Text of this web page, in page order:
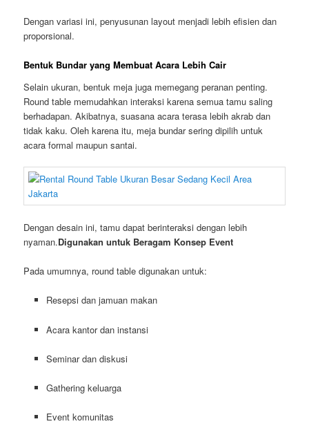
Dengan variasi ini, penyusunan layout menjadi lebih efisien dan
proporsional.
Bentuk Bundar yang Membuat Acara Lebih Cair
Selain ukuran, bentuk meja juga memegang peranan penting.
Round table memudahkan interaksi karena semua tamu saling
berhadapan. Akibatnya, suasana acara terasa lebih akrab dan
tidak kaku. Oleh karena itu, meja bundar sering dipilih untuk
acara formal maupun santai.
Dengan desain ini, tamu dapat berinteraksi dengan lebih
nyaman.Digunakan untuk Beragam Konsep Event
Pada umumnya, round table digunakan untuk:
Resepsi dan jamuan makan
Acara kantor dan instansi
Seminar dan diskusi
Gathering keluarga
Event komunitas